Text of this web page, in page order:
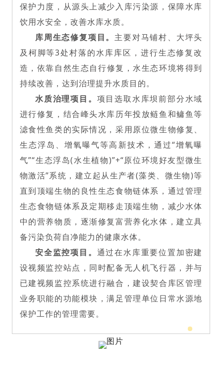
保护力度，从源头上减少入库污染源，保障水库
饮用水安全，改善水库水质。
库周生态修复项目。 主要对马铺村、大坪头
及柯脚等3处村落的水库库区，进行生态修复改
造， 依靠自然生态自行修复，水生态环境将得到
持续改善，达到治理提升水质目的。
水质治理项目。 项目选取水库坝前部分水域
进行修复，结合峰头水库历年投放鲢鱼和鳙鱼等
滤食性鱼类的实际情况，采用原位微生物修复、
生态浮岛、增氧曝气等高新技术，通过“增氧曝
气”“生态浮岛(水生植物)”+“原位环境好友型微生
物激活”系统，建立起从生产者(藻类、微生物)等
直到顶端生物的良性生态食物链体系，通过管理
生态食物链体系及定期移走顶端生物，减少水体
中的营养物质，逐渐修复富营养化水体，建立具
备污染负荷自净能力的健康水体。
安全监控项目。 通过在水库重要位置加密建
设视频监控站点，同时配备无人机飞行器，并与
已建视频监控系统进行融合，建设契合库区管理
业务职能的功能模块，满足管理单位日常水源地
保护工作的管理需要。